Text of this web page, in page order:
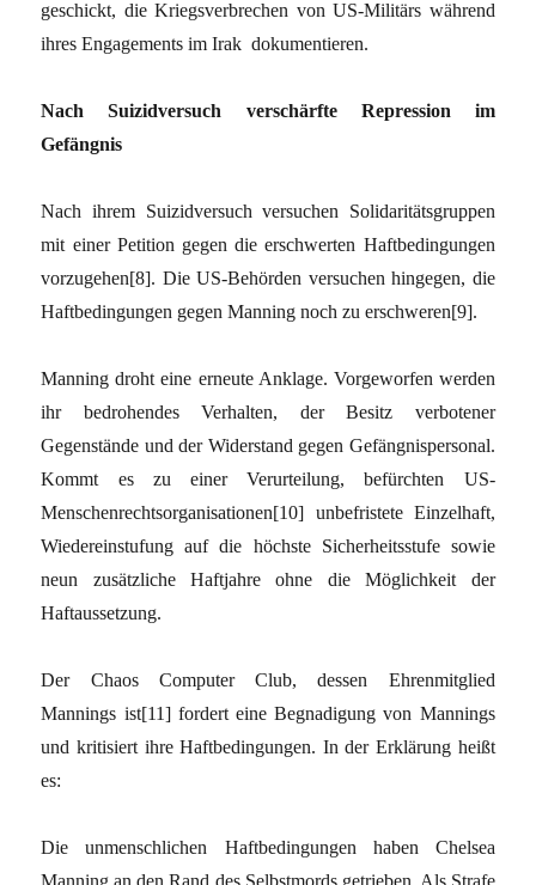
geschickt, die Kriegsverbrechen von US-Militärs während
ihres Engagements im Irak dokumentieren.
Nach Suizidversuch verschärfte Repression im
Gefängnis
Nach ihrem Suizidversuch versuchen Solidaritätsgruppen
mit einer Petition gegen die erschwerten Haftbedingungen
vorzugehen[8]. Die US-Behörden versuchen hingegen, die
Haftbedingungen gegen Manning noch zu erschweren[9].
Manning droht eine erneute Anklage. Vorgeworfen werden
ihr bedrohendes Verhalten, der Besitz verbotener
Gegenstände und der Widerstand gegen Gefängnispersonal.
Kommt es zu einer Verurteilung, befürchten US-
Menschenrechtsorganisationen[10] unbefristete Einzelhaft,
Wiedereinstufung auf die höchste Sicherheitsstufe sowie
neun zusätzliche Haftjahre ohne die Möglichkeit der
Haftaussetzung.
Der Chaos Computer Club, dessen Ehrenmitglied
Mannings ist[11]fordert eine Begnadigung von Mannings
und kritisiert ihre Haftbedingungen. In der Erklärung heißt
es:
Die unmenschlichen Haftbedingungen haben Chelsea
Manning an den Rand des Selbstmords getrieben. Als Strafe